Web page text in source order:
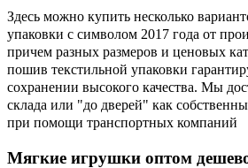
Здесь можно купить несколько
упаковки с символом 2017 года от
причем разных размеров и ценовых
пошив текстильной упаковки
сохранении высокого качества. Мы
склада или "до дверей" как
при помощи транспортных компаний
Мягкие игрушки оптом